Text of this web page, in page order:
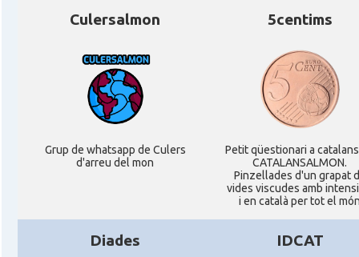
Culersalmon
Grup de whatsapp de Culers
d'arreu del mon
5centims
Petit qüestionari a
CATALANSALMON.
Pinzellades d'un grapat
vides viscudes amb
i en català per tot el
Diades IDCAT